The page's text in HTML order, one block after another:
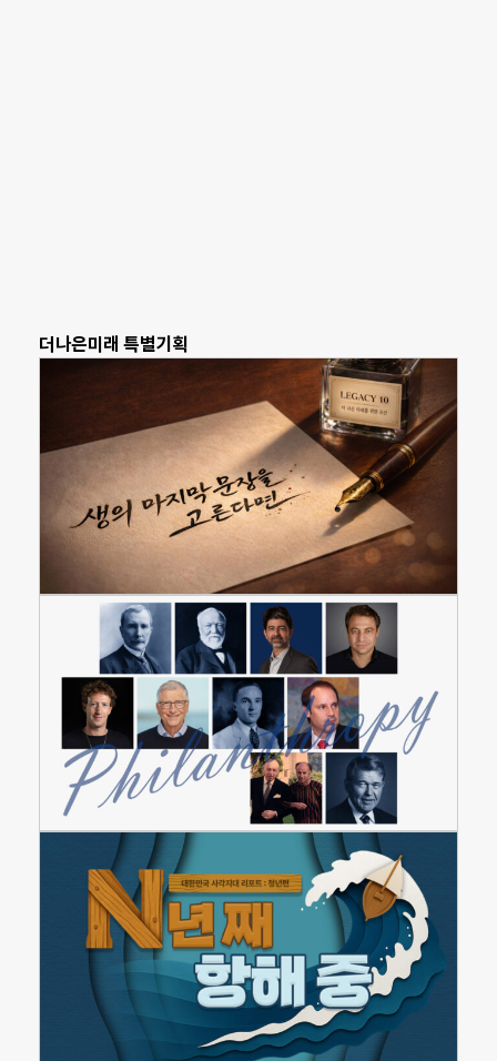
더나은미래 특별기획